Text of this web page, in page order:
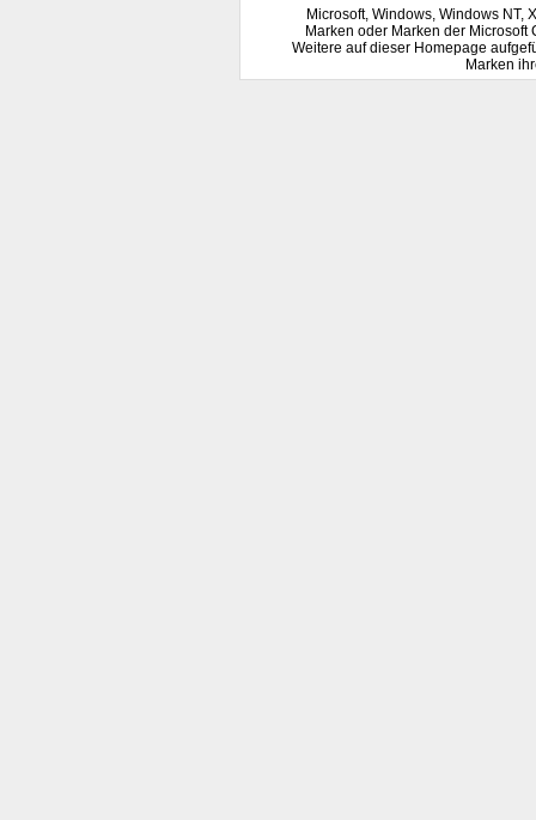
Microsoft, Windows, Windows NT,
Marken oder Marken der
Weitere auf dieser Homepage
Marken